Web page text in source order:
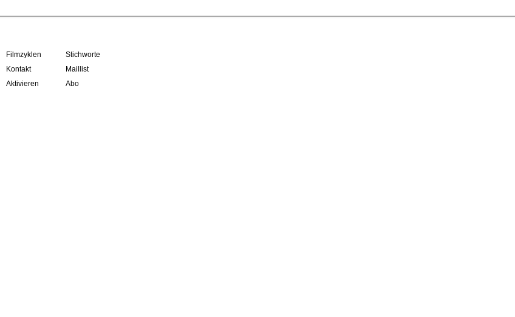
Filmzyklen
Stichworte
Kontakt
Maillist
Aktivieren Abo